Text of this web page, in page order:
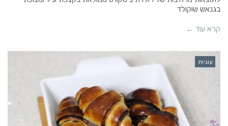
בגנאש שוקולד
קרא עוד ←
עוגיות